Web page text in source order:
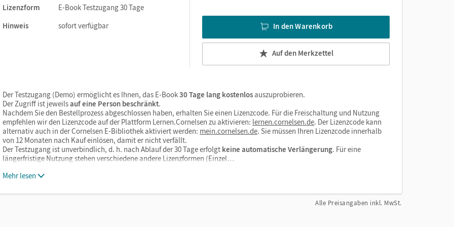
Lizenzform
E-Book Testzugang 30 Tage
Hinweis
sofort verfügbar In den Warenkorb
Auf den Merkzettel
Der Testzugang (Demo) ermöglicht es Ihnen, das E-Book30 Tage lang kostenlosauszuprobieren.
Der Zugriff ist jeweilsauf eine Person beschränkt.
Nachdem Sie den Bestellprozess abgeschlossen haben, erhalten Sie einen Lizenzcode. Für die Freischaltung und Nutzung
empfehlen wir den Lizenzcode auf der Plattform Lernen.Cornelsen zu aktivieren: lernen.cornelsen.de. Der Lizenzcode kann
alternativ auch in der Cornelsen E-Bibliothek aktiviert werden: mein.cornelsen.de. Sie müssen Ihren Lizenzcode innerhalb
von 12 Monaten nach Kauf einlösen, damit er nicht verfällt.
Der Testzugang ist unverbindlich, d. h. nach Ablauf der 30 Tage erfolgt keine automatische Verlängerung. Für eine
längerfristige Nutzung stehen verschiedene andere Lizenzformen (Einzel…
Mehr lesen
Alle Preisangaben inkl. MwSt.